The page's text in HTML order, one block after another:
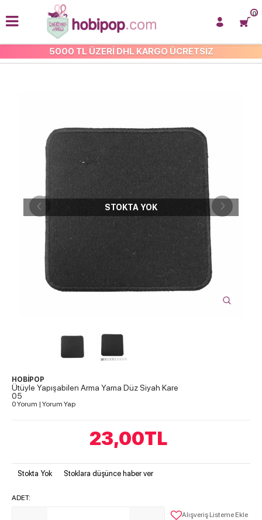
5000 TL ÜZERİ DHL KARGO ÜCRETSİZ
0
DÜZ ARMA
STOKTA YOK
HOBİPOP
Ütüyle Yapışabilen Arma Yama Düz Siyah Kare
05
0 Yorum | Yorum Yap
23,00TL
Stokta Yok Stoklara düşünce haber ver
ADET:
Alışveriş Listeme Ekle